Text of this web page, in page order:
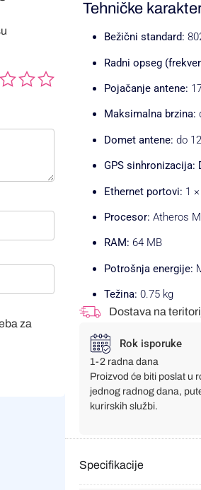
za
Tehničke
Bežični standard:
Radni opseg
Pojačanje antene:
Maksimalna brzina:
Domet antene: do
GPS sinhronizacija:
Ethernet portovi: 1
Procesor: Atheros
RAM: 64 MB
Potrošnja energije:
Težina: 0.75 kg
Dostava na
Rok isporuke
1-2 radna dana
Proizvod će biti poslat u
jednog radnog dana,
kurirskih službi.
Specifikacije